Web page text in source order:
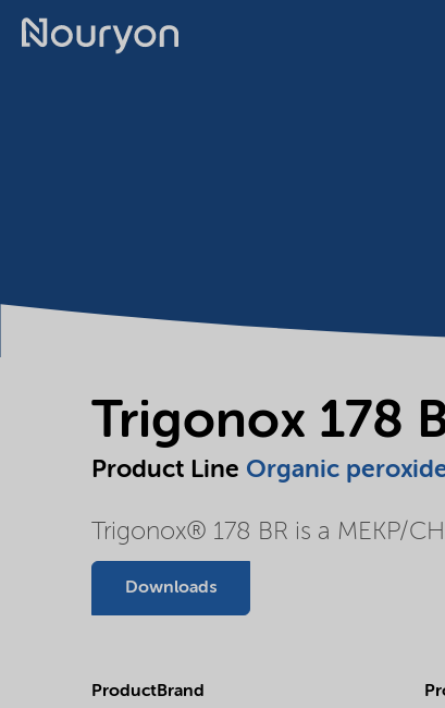
Trigonox 178
Product Line Organic
Trigonox® 178 BR is a MEKP/
Downloads
ProductBrand